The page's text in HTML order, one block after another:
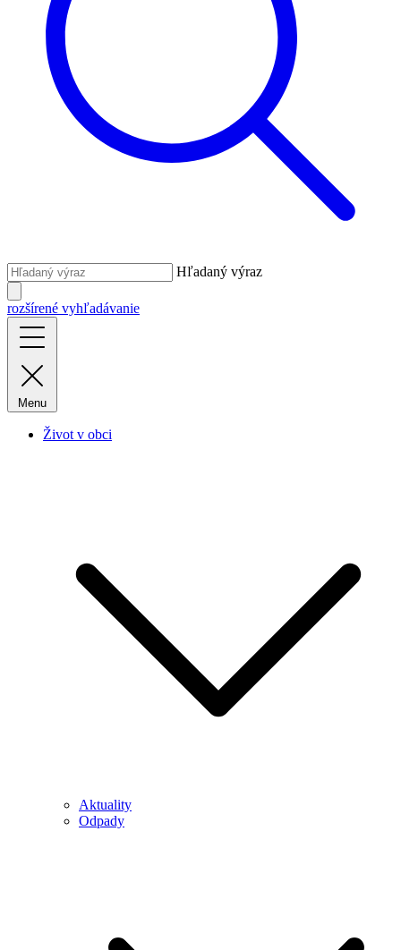
Hľadaný výraz
rozšírené vyhľadávanie
Menu
Život v obci
Aktuality
Odpady